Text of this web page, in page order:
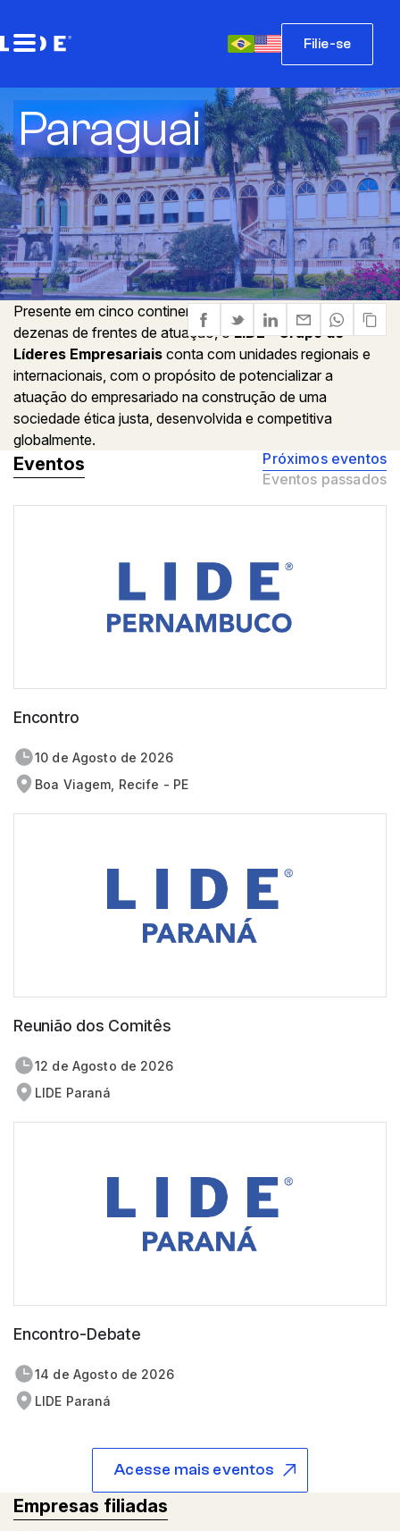
Filie-se
Paraguai
Presente em cinco continentes e com mais de duas
dezenas de frentes de atuação, oLIDE - Grupo de
Líderes Empresariais conta com unidades regionais e
internacionais, com o propósito de potencializar a
atuação do empresariado na construção de uma
sociedade ética justa, desenvolvida e competitiva
globalmente.
Eventos
Próximos eventos
Eventos passados
Encontro
10 de agosto de 2026
Boa Viagem, Recife - PE
Reunião dos Comitês
12 de agosto de 2026
LIDE Paraná
Encontro-Debate
14 de agosto de 2026
LIDE Paraná
Acesse mais eventos
Empresas filiadas